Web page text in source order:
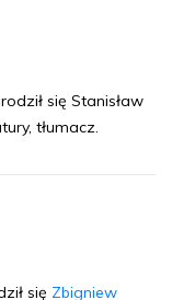
się Stanisław
tłumacz.
się Zbigniew